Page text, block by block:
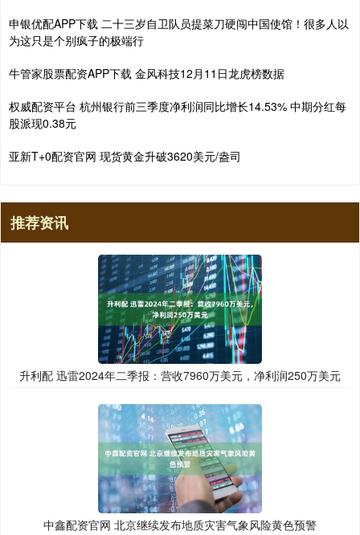
申银优配APP下载 二十三岁自卫队员提菜刀硬闯中国使馆！很多人以
为这只是个别疯子的极端行
牛管家股票配资APP下载 金风科技12月11日龙虎榜数据
权威配资平台 杭州银行前三季度净利润同比增长14.53% 中期分红每
股派现0.38元
亚新T+0配资官网 现货黄金升破3620美元/盎司
推荐资讯
升利配 迅雷2024年二季报：营收7960万美元，净利润250万美元
中鑫配资官网 北京继续发布地质灾害气象风险黄色预警